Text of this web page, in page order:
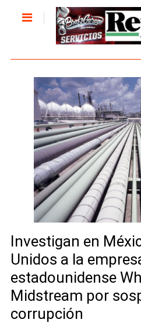
Investigan en
Unidos a la
estadounidense
Midstream por
corrupción